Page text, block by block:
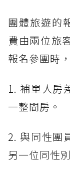
團體旅遊的
費由兩位旅
報名參團時
1. 補單人房
一整間房。
2. 與同性團
另一位同性